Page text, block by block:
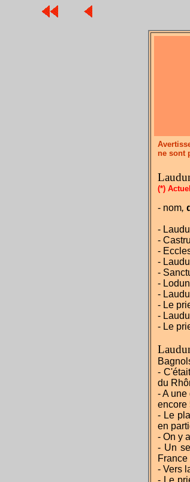
ne sont
(*)
- nom,
-
-
-
-
-
-
-
- Le
-
- Le
-
du
- A
encore
- Le
en
- On y
- Un
- Vers
- Le